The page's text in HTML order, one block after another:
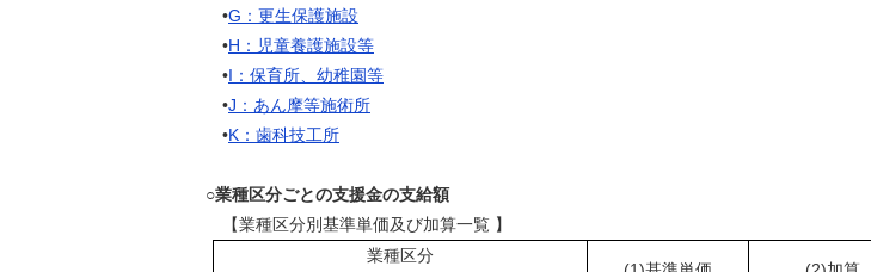
•G：更生保護施設
•H：児童養護施設等
•I：保育所、幼稚園等
•J：あん摩等施術所
•K：歯科技工所
○業種区分ごとの支援金の支給額
【業種区分別基準単価及び加算一覧 】
業種区分